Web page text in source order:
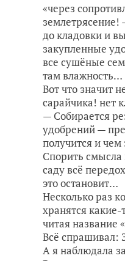
«через
землетрясение!
до кладовки и
закупленные
все сушёные
там влажность…
Вот что значит
сарайчика! нет
— Собирается
удобрений —
получится и
Спорить смысла
саду всё
это остановит…
Несколько раз
хранятся
читая название
Всё спрашивал:
А я наблюдала